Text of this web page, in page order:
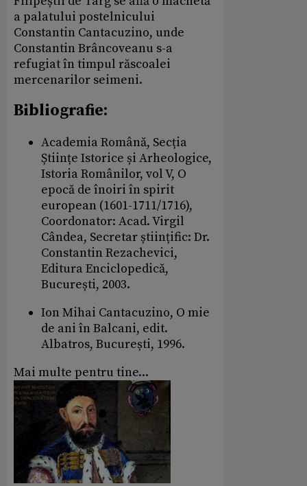
a palatului postelnicului
Constantin Cantacuzino, unde
Constantin Brâncoveanu s-a
refugiat în timpul răscoalei
mercenarilor seimeni.
Bibliografie:
Academia Română, Secția
Științe Istorice și Arheologice,
Istoria Românilor, vol V, O
epocă de înoiri în spirit
european (1601-1711/1716),
Coordonator: Acad. Virgil
Cândea, Secretar științific: Dr.
Constantin Rezachevici,
Editura Enciclopedică,
București, 2003.
Ion Mihai Cantacuzino, O mie
de ani în Balcani, edit.
Albatros, București, 1996.
Mai multe pentru tine...